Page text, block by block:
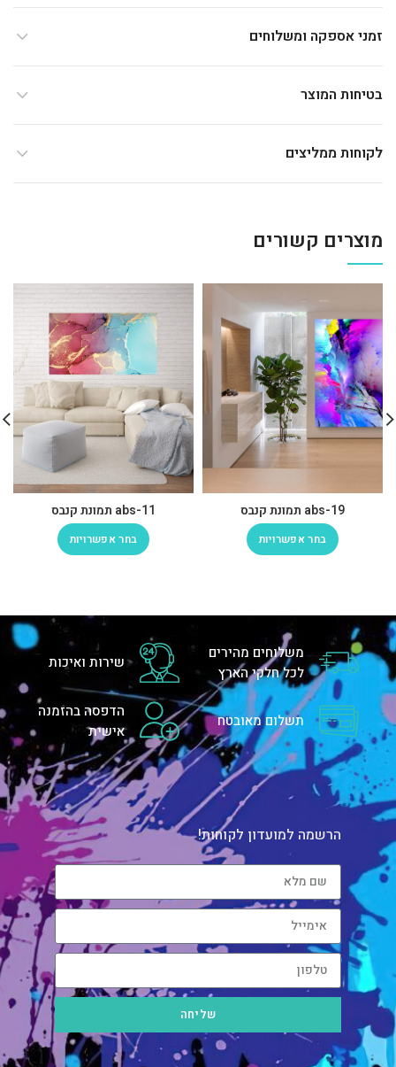
זמני אספקה ומשלוחים
בטיחות המוצר
לקוחות ממליצים
מוצרים קשורים
abs-19 תמונת קנבס
בחר אפשרויות
abs-11 תמונת קנבס
בחר אפשרויות
משלוחים מהירים
לכל חלקי הארץ
שירות ואיכות
תשלום מאובטח
הדפסה בהזמנה
אישית
הרשמה למועדון לקוחות!
שליחה